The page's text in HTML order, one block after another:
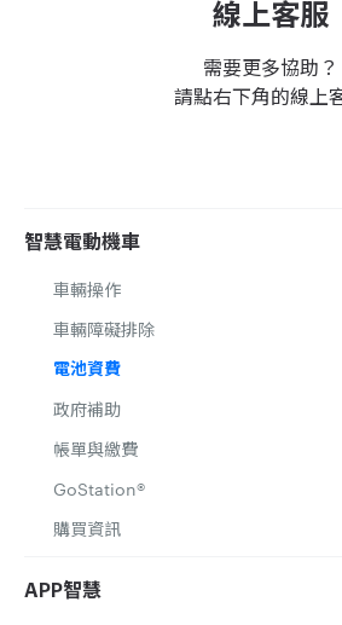
線上客服
需要更多協助？
請點右下角的線上
智慧電動機車
車輛操作
車輛障礙排除
電池資費
政府補助
帳單與繳費
GoStation®
購買資訊
APP智慧